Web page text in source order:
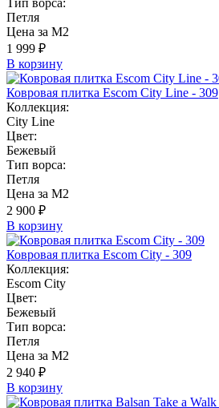
Петля
Цена за М2
1 999 ₽
В корзину
Ковровая плитка Escom City Line - 309
Коллекция:
City Line
Цвет:
Бежевый
Тип ворса:
Петля
Цена за М2
2 900 ₽
В корзину
Ковровая плитка Escom City - 309
Коллекция:
Escom City
Цвет:
Бежевый
Тип ворса:
Петля
Цена за М2
2 940 ₽
В корзину